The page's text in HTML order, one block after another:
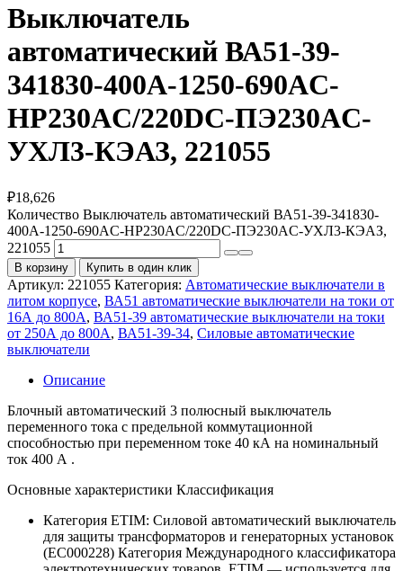
Выключатель
автоматический ВА51-39-
341830-400А-1250-690AC-
НР230AC/220DC-ПЭ230AC-
УХЛ3-КЭАЗ, 221055
₽18,626
Количество Выключатель автоматический ВА51-39-341830-
400А-1250-690AC-НР230AC/220DC-ПЭ230AC-УХЛ3-КЭАЗ,
221055
В корзину Купить в один клик
Артикул: 221055 Категория: Автоматические выключатели в
литом корпусе, ВА51 автоматические выключатели на токи от
16А до 800А, ВА51-39 автоматические выключатели на токи
от 250А до 800А, ВА51-39-34, Силовые автоматические
выключатели
Описание
Блочный автоматический 3 полюсный выключатель
переменного тока с предельной коммутационной
способностью при переменном токе 40 кА на номинальный
ток 400 А .
Основные характеристики Классификация
Категория ETIM: Силовой автоматический выключатель
для защиты трансформаторов и генераторных установок
(EC000228) Категория Международного классификатора